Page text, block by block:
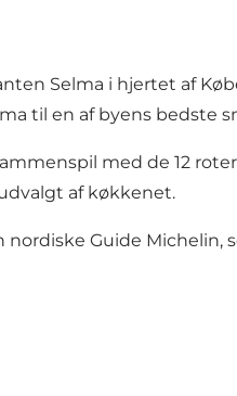
Selma i hjertet af
til en af byens bedste
med de 12
af køkkenet.
Guide Michelin,